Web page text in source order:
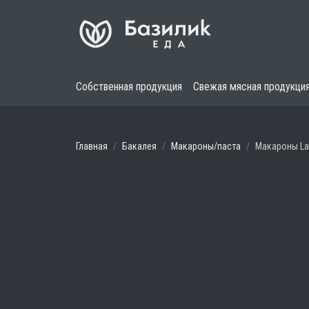
Собственная продукция Свежая мясная продукция
Главная Бакалея Макароны/паста Макароны